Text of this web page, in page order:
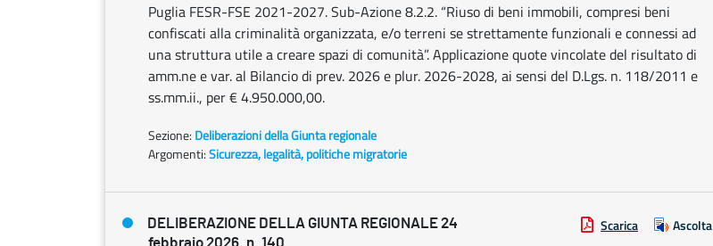
Puglia FESR-FSE 2021-2027. Sub-Azione 8.2.2. “Riuso di beni immobili, compresi beni
confiscati alla criminalità organizzata, e/o terreni se strettamente funzionali e connessi ad
una struttura utile a creare spazi di comunità”. Applicazione quote vincolate del risultato di
amm.ne e var. al Bilancio di prev. 2026 e plur. 2026-2028, ai sensi del D.Lgs. n. 118/2011 e
ss.mm.ii., per € 4.950.000,00.
Sezione: Deliberazioni della Giunta regionale
Argomenti:Sicurezza, legalità, politiche migratorie
DELIBERAZIONE DELLA GIUNTA REGIONALE 24
febbraio 2026, n. 140
Scarica Ascolta